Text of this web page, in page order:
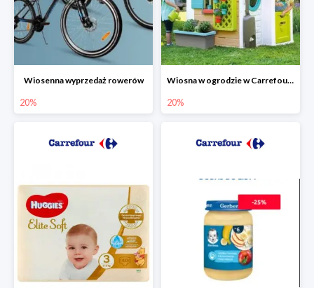
Wiosenna wyprzedaż rowerów
20%
Wiosna w ogrodzie w Carrefourze do -20%
20%